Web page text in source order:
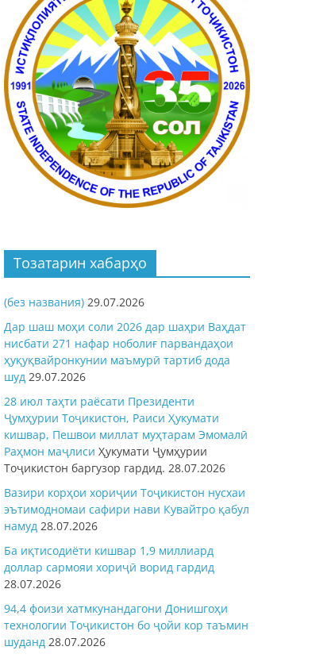
Тозатарин хабарҳо
(без названия) 29.07.2026
Дар шаш моҳи соли 2026 дар шаҳри Ваҳдат
нисбати 271 нафар ноболиғ парвандаҳои
ҳуқуқвайронкунии маъмурӣ тартиб дода
шуд 29.07.2026
28 июл таҳти раёсати Президенти
Ҷумҳурии Тоҷикистон, Раиси Ҳукумати
кишвар, Пешвои миллат муҳтарам Эмомалӣ
Раҳмон маҷлиси Ҳукумати Ҷумҳурии
Тоҷикистон баргузор гардид. 28.07.2026
Вазири корҳои хориҷии Тоҷикистон нусхаи
эътимодномаи сафири нави Кувайтро қабул
намуд 28.07.2026
Ба иқтисодиёти кишвар 1,9 миллиард
доллар сармояи хориҷӣ ворид гардид
28.07.2026
94,4 фоизи хатмкунандагони Донишгоҳи
технологии Тоҷикистон бо ҷойи кор таъмин
шуданд 28.07.2026